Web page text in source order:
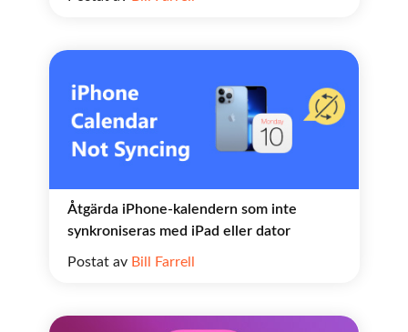
Åtgärda iPhone-kalendern som inte
synkroniseras med iPad eller dator
Postat av Bill Farrell